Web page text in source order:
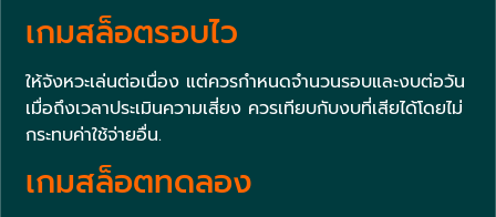
เกมสล็อตรอบไว
ให้จังหวะเล่นต่อเนื่อง แต่ควรกำหนดจำนวนรอบและงบต่อวัน
เมื่อถึงเวลาประเมินความเสี่ยง ควรเทียบกับงบที่เสียได้โดยไม่
กระทบค่าใช้จ่ายอื่น.
เกมสล็อตทดลอง